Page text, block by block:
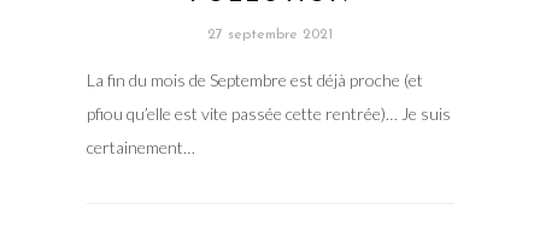
27 septembre 2021
La fin du mois de Septembre est déjà proche (et
pfiou qu’elle est vite passée cette rentrée)… Je suis
certainement…